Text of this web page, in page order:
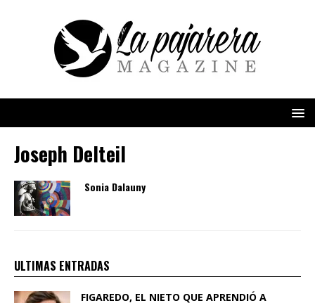
Joseph Delteil
Sonia Dalauny
ULTIMAS ENTRADAS
FIGAREDO, EL NIETO QUE APRENDIÓ A